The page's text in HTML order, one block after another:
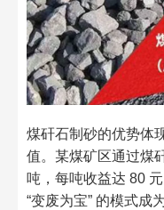
煤矸石制砂的优势体
值。某煤矿区通过煤
吨，每吨收益达 80
“变废为宝” 的模式成